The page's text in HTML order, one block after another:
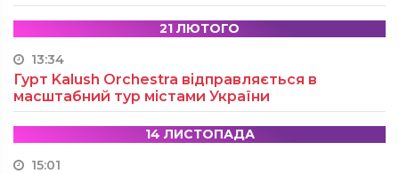
21 ЛЮТОГО
13:34
Гурт Kalush Orchestra відправляється в
масштабний тур містами України
14 ЛИСТОПАДА
15:01